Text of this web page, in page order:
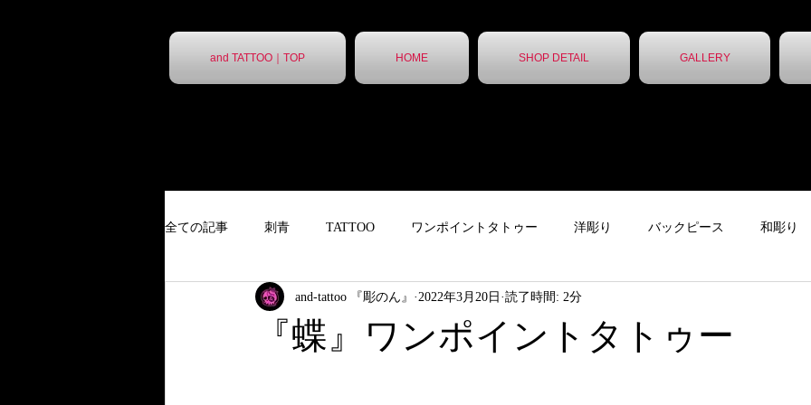
and TATTOO｜TOP HOME SHOP DETAIL GALLERY
全ての記事 刺青 TATTOO ワンポイントタトゥー 洋彫り バックピース 和彫り
タトゥー ポスター 下絵 チカーノタトゥー
『蝶』ワンポイントタトゥー
and-tattoo 『彫のん』 2022年3月20日 読了時間: 2分